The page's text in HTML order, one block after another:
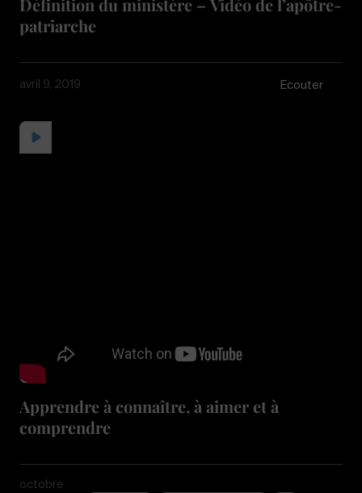
patriarche
avril 9, 2019 Écouter
Apprendre à connaître, à aimer et à
comprendre
octobre